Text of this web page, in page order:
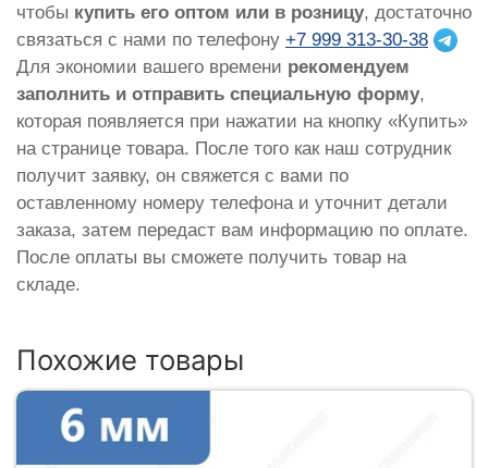
чтобы купить его оптом или в розницу, достаточно
связаться с нами по телефону +7 999 313-30-38
Для экономии вашего времени рекомендуем
заполнить и отправить специальную форму,
которая появляется при нажатии на кнопку «Купить»
на странице товара. После того как наш сотрудник
получит заявку, он свяжется с вами по
оставленному номеру телефона и уточнит детали
заказа, затем передаст вам информацию по оплате.
После оплаты вы сможете получить товар на
складе.
Похожие товары